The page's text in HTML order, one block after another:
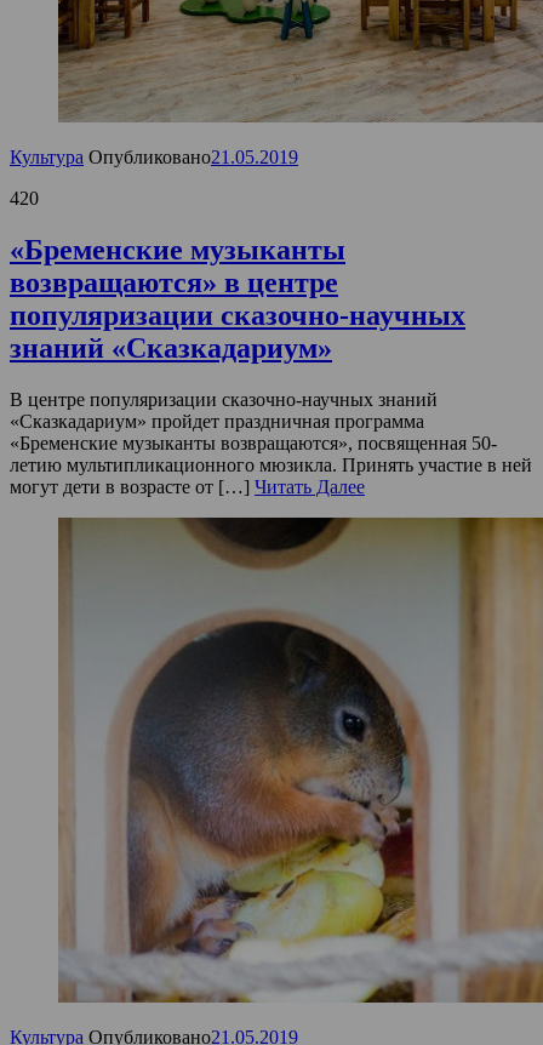
Культура Опубликовано21.05.2019
420
«Бременские музыканты
возвращаются» в центре
популяризации сказочно-научных
знаний «Сказкадариум»
В центре популяризации сказочно-научных знаний
«Сказкадариум» пройдет праздничная программа
«Бременские музыканты возвращаются», посвященная 50-
летию мультипликационного мюзикла. Принять участие в ней
могут дети в возрасте от […] Читать Далее
Культура Опубликовано21.05.2019